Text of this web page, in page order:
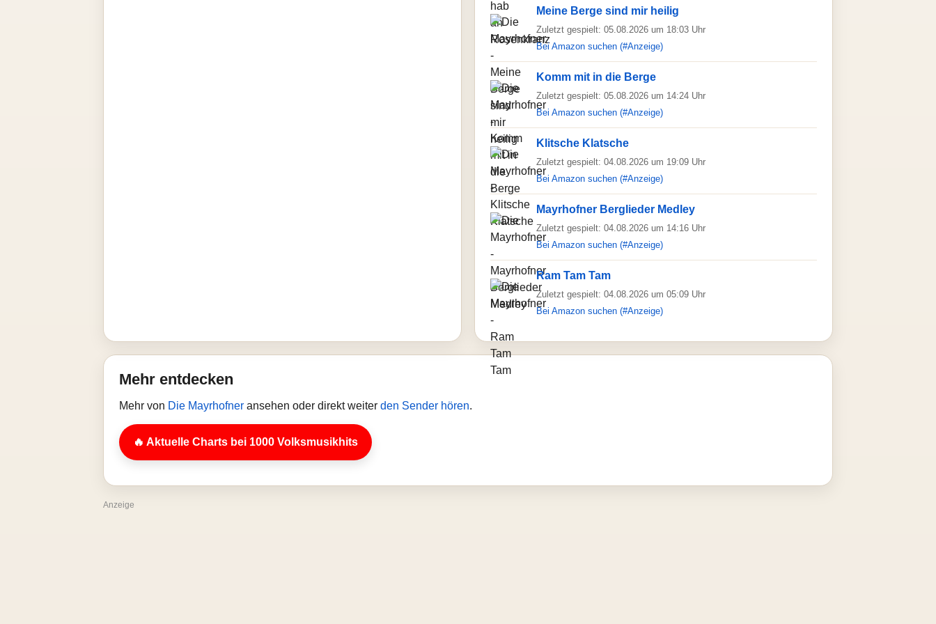
Meine Berge sind mir heilig
Zuletzt gespielt: 05.08.2026 um 18:03 Uhr
Bei Amazon suchen (#Anzeige)
Komm mit in die Berge
Zuletzt gespielt: 05.08.2026 um 14:24 Uhr
Bei Amazon suchen (#Anzeige)
Klitsche Klatsche
Zuletzt gespielt: 04.08.2026 um 19:09 Uhr
Bei Amazon suchen (#Anzeige)
Mayrhofner Berglieder Medley
Zuletzt gespielt: 04.08.2026 um 14:16 Uhr
Bei Amazon suchen (#Anzeige)
Ram Tam Tam
Zuletzt gespielt: 04.08.2026 um 05:09 Uhr
Bei Amazon suchen (#Anzeige)
Mehr entdecken
Mehr von Die Mayrhofner ansehen oder direkt weiter den Sender hören.
🔥 Aktuelle Charts bei 1000 Volksmusikhits
Anzeige